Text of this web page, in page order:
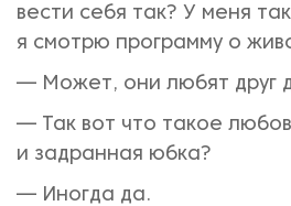
вести себя так? У меня
я смотрю программу о
— Может, они любят друг
— Так вот что такое
и задранная юбка?
— Иногда да.